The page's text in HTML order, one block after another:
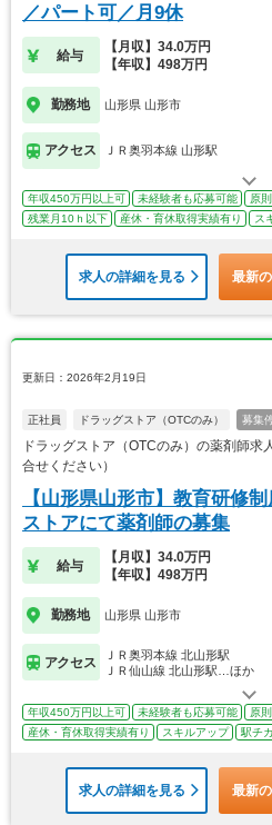
／パート可／月9休
給与
【月収】34.0万円
【年収】498万円
勤務地 山形県 山形市
アクセス ＪＲ奥羽本線 山形駅
年収450万円以上可 未経験者も応募可能
原
残業月10ｈ以下
産休・育休取得実績有り ス
求人の詳細を見る 最新
更新日：2026年2月19日
正社員 ドラッグストア（OTCのみ） 募集
ドラッグストア（OTCのみ）の薬剤師
合せください）
【山形県山形市】教育研修
ストアにて薬剤師の募集
給与
【月収】34.0万円
【年収】498万円
勤務地 山形県 山形市
アクセス
ＪＲ奥羽本線 北山形駅
ＪＲ仙山線 北山形駅…ほか
年収450万円以上可 未経験者も応募可能
原
産休・育休取得実績有り
スキルアップ 駅チカ
求人の詳細を見る 最新